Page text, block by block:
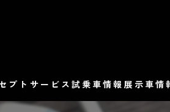
プト サービス 試乗車情報 展示車情